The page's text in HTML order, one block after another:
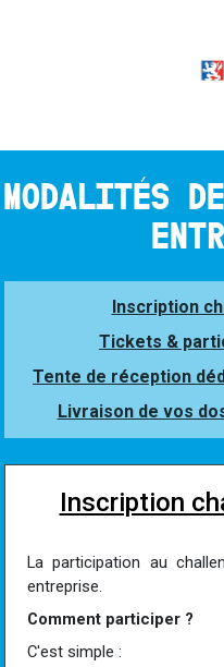
MODALITÉS
Inscription
Tickets &
Tente de réception
Livraison de vos
Inscription
La participation au
entreprise.
Comment participer ?
C'est simple :